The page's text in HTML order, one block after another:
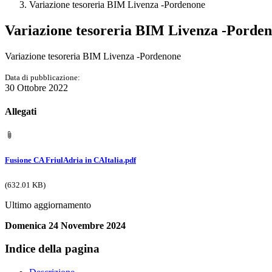
Variazione tesoreria BIM Livenza -Pordenone
Variazione tesoreria BIM Livenza -
Variazione tesoreria BIM Livenza -Pordenone
Data di pubblicazione:
30 Ottobre 2022
Allegati
Fusione CA FriulAdria in CAItalia.pdf
(632.01 KB)
Ultimo aggiornamento
Domenica 24 Novembre 2024
Indice della pagina